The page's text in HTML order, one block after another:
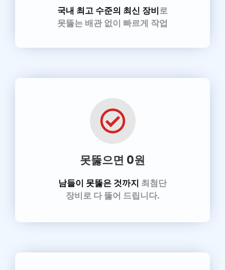
국내 최고 수준의 최신 장비로
못뚫는 배관 없이 빠르게 작업
못뚫으면 0원
남들이 못뚫은 것까지 최첨단
장비로 다 뚫어 드립니다.